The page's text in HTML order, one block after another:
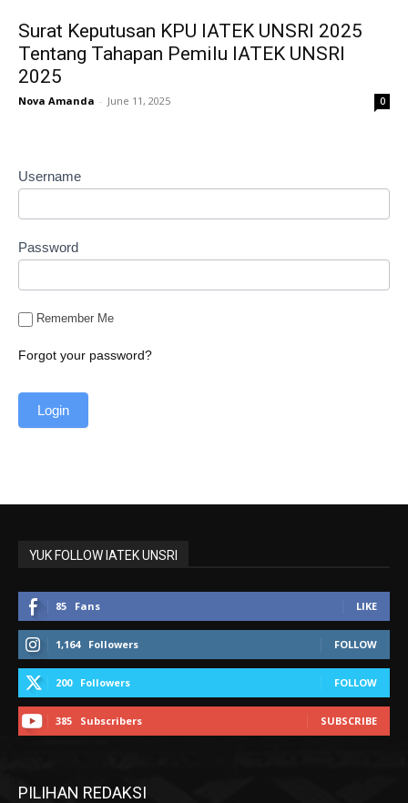
Surat Keputusan KPU IATEK UNSRI 2025
Tentang Tahapan Pemilu IATEK UNSRI
2025
Nova Amanda - June 11, 2025 0
Username
Password
Remember Me
Forgot your password?
YUK FOLLOW IATEK UNSRI
85 Fans LIKE
1,164 Followers FOLLOW
200 Followers FOLLOW
385 Subscribers SUBSCRIBE
PILIHAN REDAKSI